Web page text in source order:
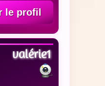
le profil
valérie1